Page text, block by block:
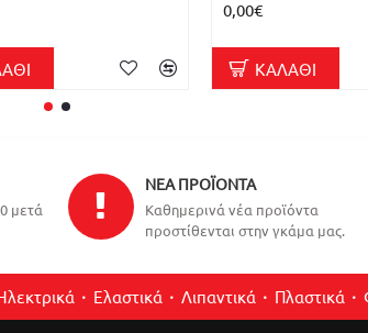
0,00€
ΚΑΛΆΘΙ
μετά
ΝΈΑ ΠΡΟΪΌΝΤΑ
Καθημερινά νέα προϊόντα
προστίθενται στην γκάμα μας.
Ελαστικά Λιπαντικά Πλαστικά